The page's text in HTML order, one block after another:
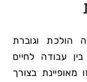
הולכת וגוברת
עבודה לחיים
בצורך